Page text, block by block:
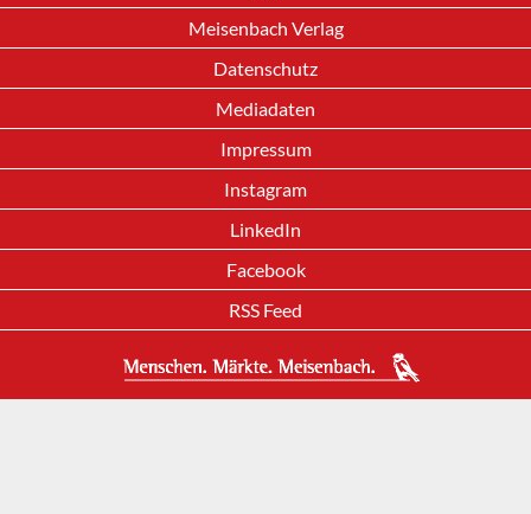
Meisenbach Verlag
Datenschutz
Mediadaten
Impressum
Instagram
LinkedIn
Facebook
RSS Feed